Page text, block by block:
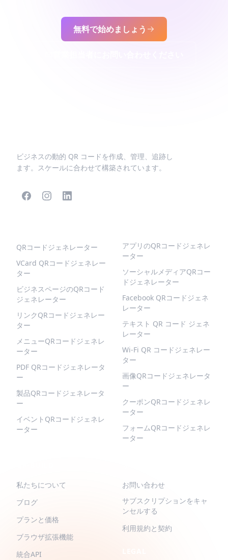
無料で始めましょう
ビジネスの動的 QR コードを作成、管理、追跡し
ます。スケールに合わせて構築されています。
QRコードジェネレーター
VCard QRコードジェネレー
ター
ビジネスページのQRコード
ジェネレーター
リンクQRコードジェネレー
ター
メニューQRコードジェネレ
ーター
PDF QRコードジェネレータ
ー
製品QRコードジェネレータ
ー
イベントQRコードジェネレ
ーター
アプリのQRコードジェネレ
ーター
ソーシャルメディアQRコー
ドジェネレーター
Facebook QRコードジェネ
レーター
テキスト QR コード ジェネ
レーター
Wi-Fi QR コードジェネレー
ター
画像QRコードジェネレータ
ー
クーポンQRコードジェネレ
ーター
フォームQRコードジェネレ
ーター
私たちについて
ブログ
プランと価格
ブラウザ拡張機能
統合API
お問い合わせ
サブスクリプションをキャ
ンセルする
利用規約と契約